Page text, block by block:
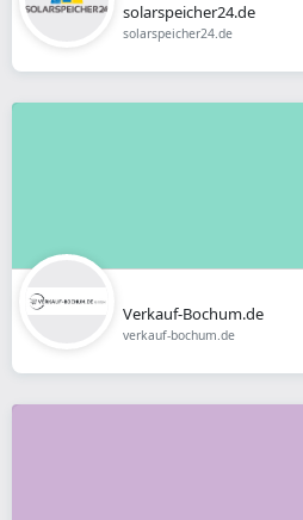
solarspeicher24.de
solarspeicher24.de
Verkauf-Bochum.de
verkauf-bochum.de